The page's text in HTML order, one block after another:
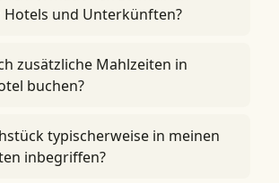
Hotels und Unterkünften?
zusätzliche Mahlzeiten in
buchen?
typischerweise in meinen
inbegriffen?